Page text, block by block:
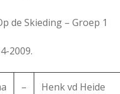
de Skieding – Groep 1
2009.
– Henk vd Heide